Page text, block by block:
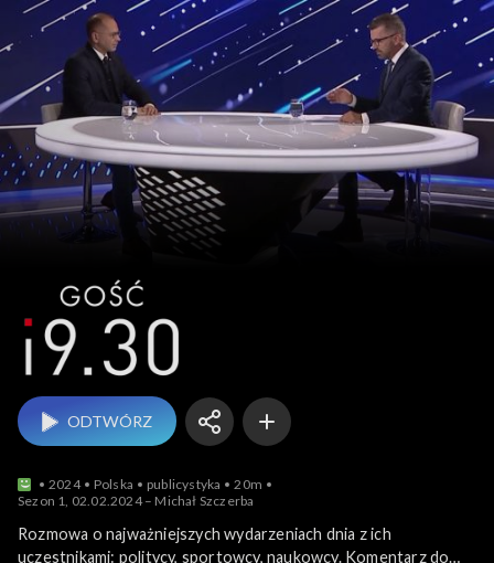
Gość 19.30
ODTWÓRZ
2024 Polska publicystyka
20m
Sezon 1, 02.02.2024 – Michał Szczerba
Rozmowa o najważniejszych wydarzeniach dnia z ich
uczestnikami: politycy, sportowcy, naukowcy. Komentarz do